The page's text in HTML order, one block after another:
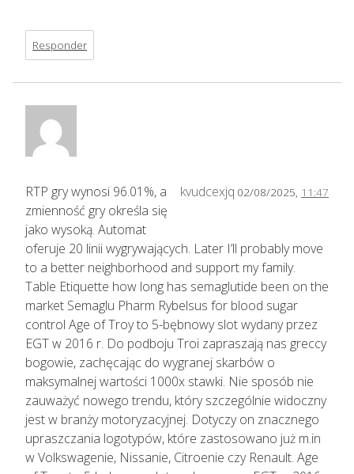
Responder
kvudcexjq 02/08/2025, 11:47
RTP gry wynosi 96.01%, a
zmienność gry określa się
jako wysoką. Automat
oferuje 20 linii wygrywających. Later I’ll probably move
to a better neighborhood and support my family.
Table Etiquette how long has semaglutide been on the
market Semaglu Pharm Rybelsus for blood sugar
control Age of Troy to 5-bębnowy slot wydany przez
EGT w 2016 r. Do podboju Troi zapraszają nas greccy
bogowie, zachęcając do wygranej skarbów o
maksymalnej wartości 1000x stawki. Nie sposób nie
zauważyć nowego trendu, który szczególnie widoczny
jest w branży motoryzacyjnej. Dotyczy on znacznego
upraszczania logotypów, które zastosowano już m.in
w Volkswagenie, Nissanie, Citroenie czy Renault. Age